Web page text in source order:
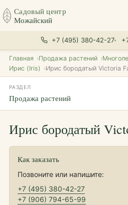
Садовый центр
Можайский
+7 (495) 380-42-27
Главная Продажа растений
Ирис (Iris)
Ирис бородатый Victoria
РАЗДЕЛ
Продажа растений
Ирис бородатый
Как заказать
Позвоните или напишите:
+7 (495) 380-42-27
+7 (906) 794-65-99